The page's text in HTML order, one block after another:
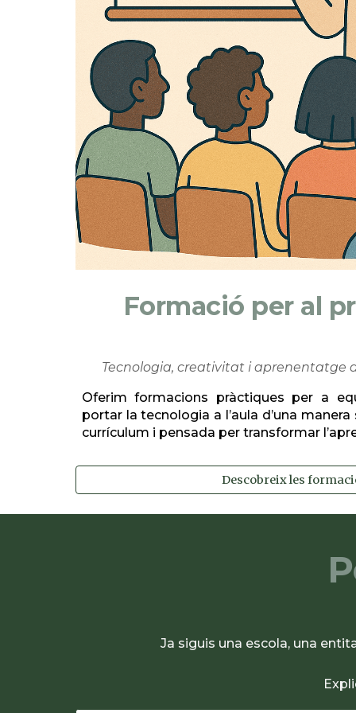
Formació per al
Tecnologia, creativitat i aprenentatge
Oferim formacions pràctiques per a
portar la tecnologia a l’aula d’una
currículum i pensada per transformar
Descobreix les
Ja siguis una escola, una